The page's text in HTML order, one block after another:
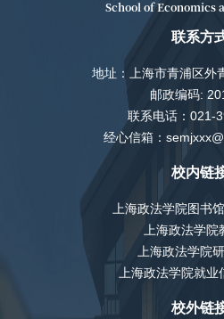
School of Economics
联系方
地址：上海市青浦区外
邮政编码:
联系电话：021-
经心信箱：
校内链
上海政法学院图书
上海政法学院
上海政法学院
上海政法学院就业
校外链